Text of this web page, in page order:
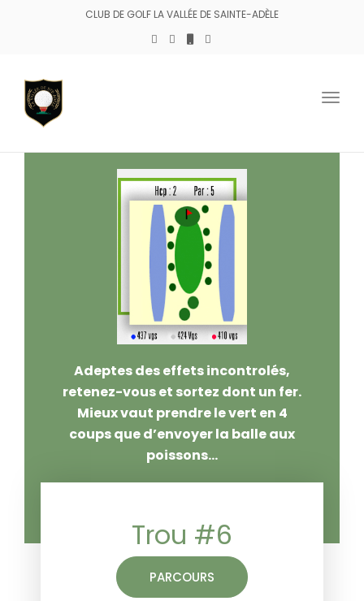
CLUB DE GOLF LA VALLÉE DE SAINTE-ADÈLE
Adeptes des effets incontrolés,
retenez-vous et sortez dont un fer.
Mieux vaut prendre le vert en 4
coups que d’envoyer la balle aux
poissons…
Trou #6
PARCOURS